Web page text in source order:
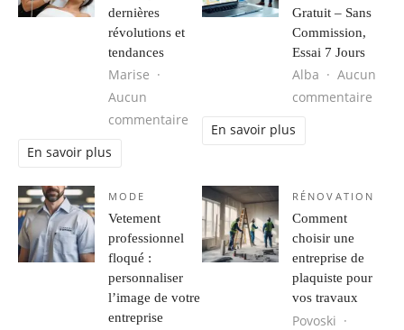
dernières
révolutions et
tendances
Marise
Aucun
commentaire
En savoir plus
Gratuit – Sans
Commission,
Essai 7 Jours
Alba
Aucun
commentaire
En savoir plus
MODE
Vetement
professionnel
floqué :
personnaliser
l’image de votre
entreprise
RÉNOVATION
Comment
choisir une
entreprise de
plaquiste pour
vos travaux
Povoski